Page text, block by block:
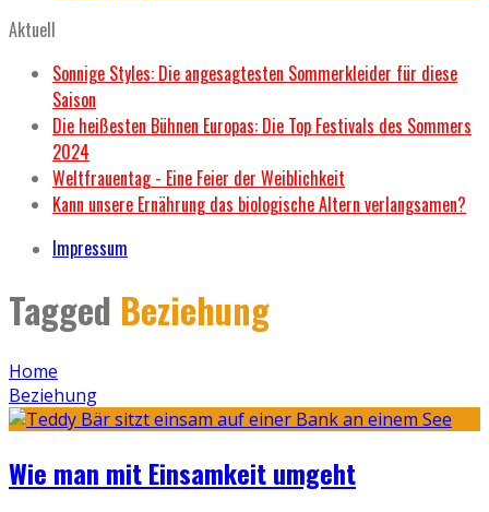
Aktuell
Sonnige Styles: Die angesagtesten Sommerkleider für diese
Saison
Die heißesten Bühnen Europas: Die Top Festivals des Sommers
2024
Weltfrauentag - Eine Feier der Weiblichkeit
Kann unsere Ernährung das biologische Altern verlangsamen?
Impressum
Tagged Beziehung
Home
Beziehung
Wie man mit Einsamkeit umgeht